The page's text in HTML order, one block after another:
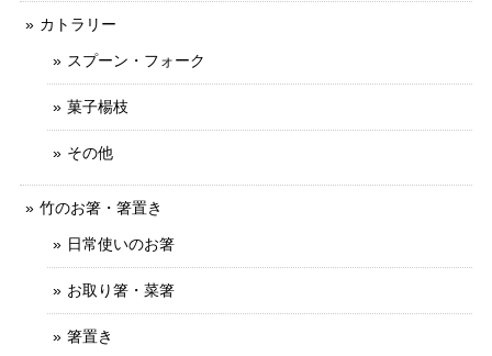
カトラリー
スプーン・フォーク
菓子楊枝
その他
竹のお箸・箸置き
日常使いのお箸
お取り箸・菜箸
箸置き